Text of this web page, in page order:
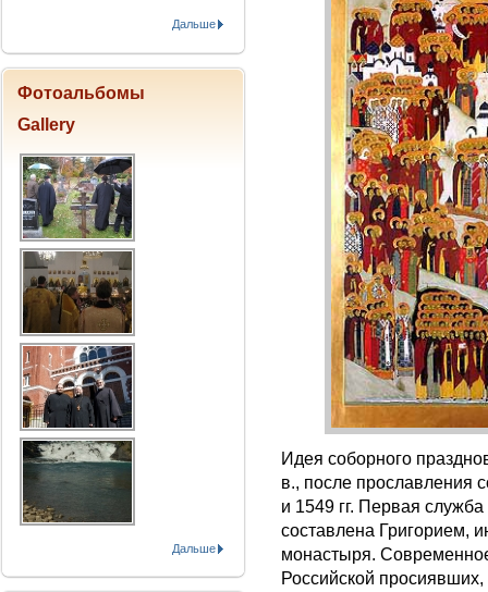
Идея соборного
в., после прославления
и 1549 гг. Первая
составлена Григорием,
монастыря.
Российской
Дальше
Фотоальбомы
Gallery
Дальше